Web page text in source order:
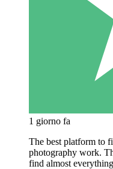
1 giorno fa
The best platform to
photography work.
find almost